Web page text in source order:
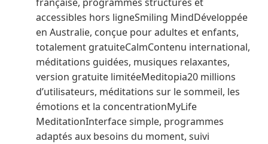
française, programmes structurés et
accessibles hors ligneSmiling MindDéveloppée
en Australie, conçue pour adultes et enfants,
totalement gratuiteCalmContenu international,
méditations guidées, musiques relaxantes,
version gratuite limitéeMeditopia20 millions
d’utilisateurs, méditations sur le sommeil, les
émotions et la concentrationMyLife
MeditationInterface simple, programmes
adaptés aux besoins du moment, suivi